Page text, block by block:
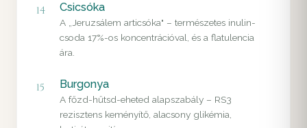
14 Csicsóka
A „Jeruzsálem articsóka" – természetes inulin-
csoda 17%-os koncentrációval, és a flatulencia
ára.
15 Burgonya
A főzd-hűtsd-eheted alapszabály – RS3
rezisztens keményítő, alacsony glikémia,